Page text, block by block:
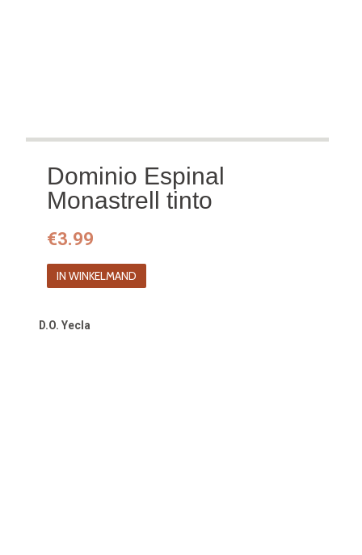
Dominio Espinal
Monastrell tinto
€3.99
IN WINKELMAND
D.O. Yecla